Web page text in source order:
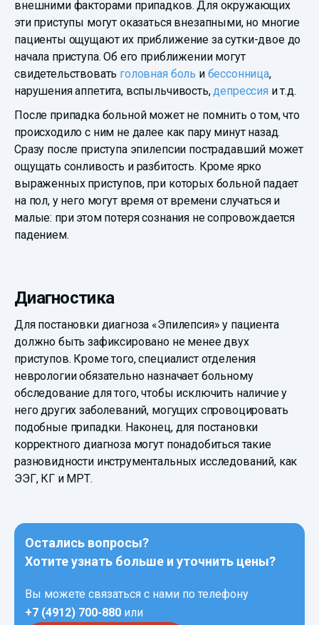
внешними факторами припадков. Для окружающих
эти приступы могут оказаться внезапными, но многие
пациенты ощущают их приближение за сутки-двое до
начала приступа. Об его приближении могут
свидетельствовать головная боль и бессонница,
нарушения аппетита, вспыльчивость,депрессия и т.д.
После припадка больной может не помнить о том, что
происходило с ним не далее как пару минут назад.
Сразу после приступа эпилепсии пострадавший может
ощущать сонливость и разбитость. Кроме ярко
выраженных приступов, при которых больной падает
на пол, у него могут время от времени случаться и
малые: при этом потеря сознания не сопровождается
падением.
Диагностика
Для постановки диагноза «Эпилепсия» у пациента
должно быть зафиксировано не менее двух
приступов. Кроме того, специалист отделения
неврологии обязательно назначает больному
обследование для того, чтобы исключить наличие у
него других заболеваний, могущих спровоцировать
подобные припадки. Наконец, для постановки
корректного диагноза могут понадобиться такие
разновидности инструментальных исследований, как
ЭЭГ, КГ и МРТ.
Остались вопросы?
Хотите узнать больше и уточнить цены?
Вы можете связаться с нами по телефону
+7 (4912) 700-880 или